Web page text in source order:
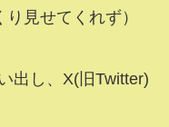
見せてくれず）
出し、X(旧Twitter)